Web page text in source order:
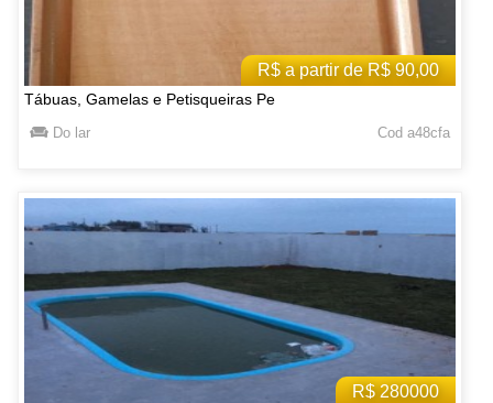
R$ a partir de R$ 90,00
Tábuas, Gamelas e Petisqueiras Pe
Do lar Cod a48cfa
R$ 280000